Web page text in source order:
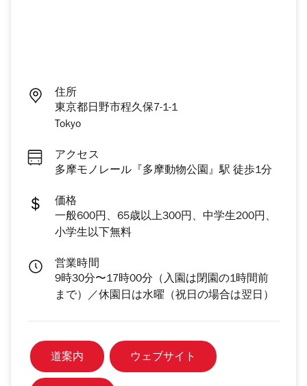
住所
東京都日野市程久保7-1-1
Tokyo
アクセス
多摩モノレール『多摩動物公園』駅 徒歩1分
価格
一般600円、65歳以上300円、中学生200円、
小学生以下無料
営業時間
9時30分〜17時00分（入園は閉園の1時間前
まで）／休園日は水曜（祝日の場合は翌日）
道案内 ウェブサイト